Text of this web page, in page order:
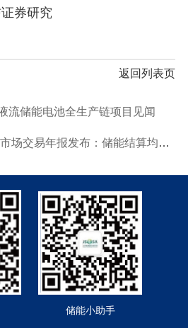
券研究
返回列表页
流储能电池全生产链项目见闻
年报发布：储能结算均价441元/MWh领跑市场
储能小助手